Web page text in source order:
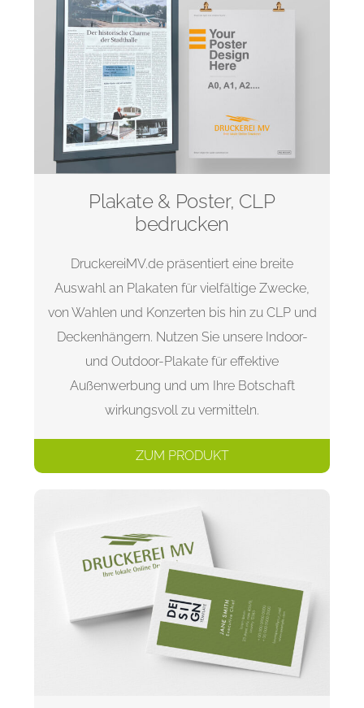
Plakate & Poster, CLP
bedrucken
DruckereiMV.de präsentiert eine breite
Auswahl an Plakaten für vielfältige Zwecke,
von Wahlen und Konzerten bis hin zu CLP und
Deckenhängern. Nutzen Sie unsere Indoor-
und Outdoor-Plakate für effektive
Außenwerbung und um Ihre Botschaft
wirkungsvoll zu vermitteln.
ZUM PRODUKT